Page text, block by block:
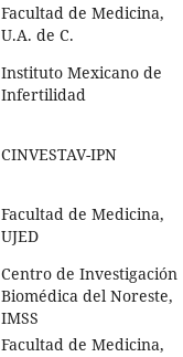
Facultad de Medicina,
U.A. de C.
Instituto Mexicano de
Infertilidad
CINVESTAV-IPN
Facultad de Medicina,
UJED
Centro de Investigación
Biomédica del Noreste,
IMSS
Facultad de Medicina,